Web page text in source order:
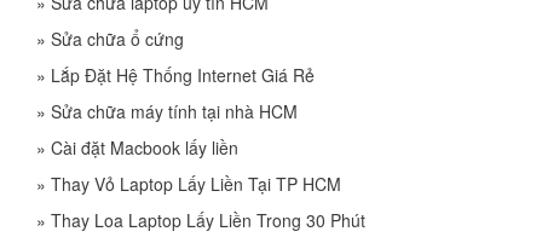
» Sửa chữa ổ cứng
» Lắp Đặt Hệ Thống Internet Giá Rẻ
» Sửa chữa máy tính tại nhà HCM
» Cài đặt Macbook lấy liền
» Thay Vỏ Laptop Lấy Liền Tại TP HCM
» Thay Loa Laptop Lấy Liền Trong 30 Phút